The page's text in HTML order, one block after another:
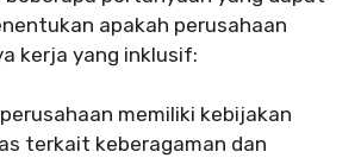
apakah perusahaan
kerja yang inklusif:
memiliki kebijakan
terkait keberagaman dan